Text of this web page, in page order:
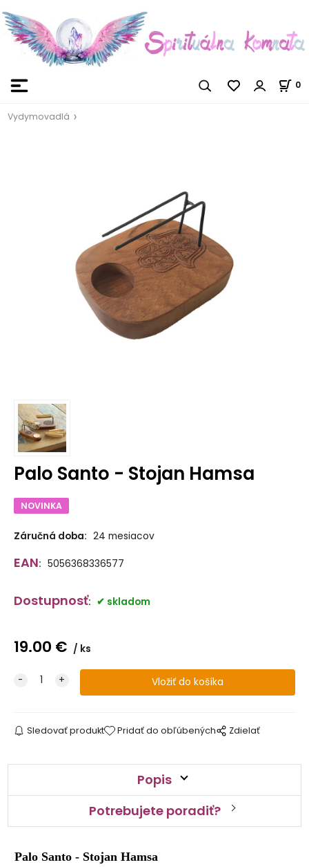
0
Vydymovadlá
Palo Santo - Stojan Hamsa
NOVINKA
Záručná doba: 24 mesiacov
EAN: 5056368336577
Dostupnosť: skladom
19.00 € ks
Sledovať produkt Pridať do obľúbených Zdielať
Popis
Potrebujete poradiť?
Palo Santo - Stojan Hamsa